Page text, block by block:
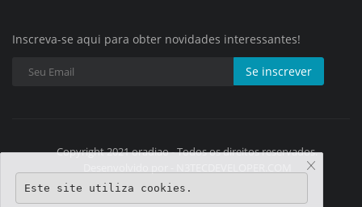
Inscreva-se aqui para obter novidades interessantes!
Se inscrever
Copyright 2021 oradiao - Todos os direitos reservados.
Este site utiliza cookies.